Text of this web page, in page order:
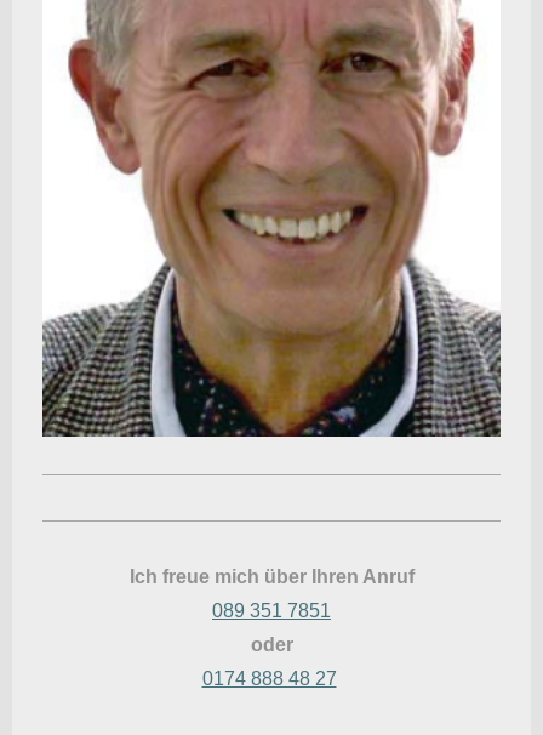
Ich freue mich über Ihren Anruf
089 351 7851
oder
0174 888 48 27